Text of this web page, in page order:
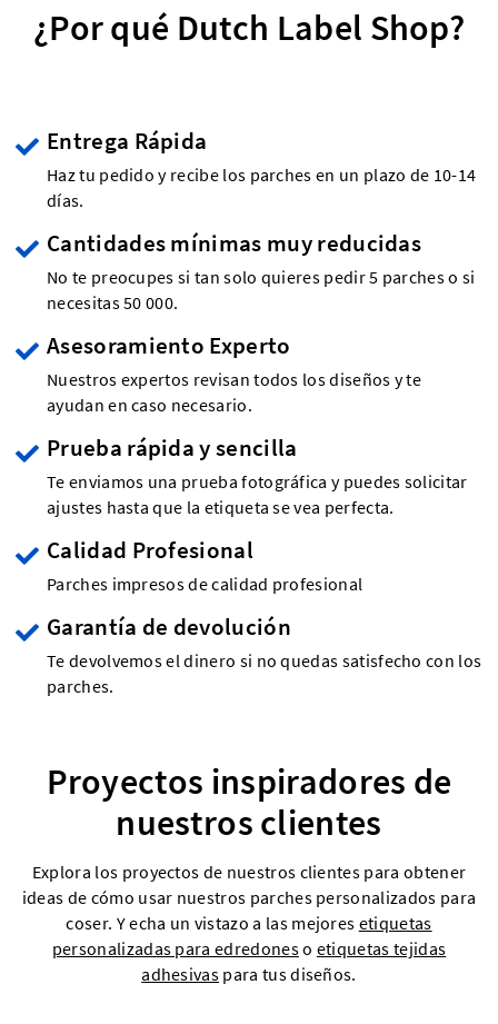
¿Por qué Dutch Label Shop?
Entrega Rápida
Haz tu pedido y recibe los parches en un plazo de 10-14
días.
Cantidades mínimas muy reducidas
No te preocupes si tan solo quieres pedir 5 parches o si
necesitas 50 000.
Asesoramiento Experto
Nuestros expertos revisan todos los diseños y te
ayudan en caso necesario.
Prueba rápida y sencilla
Te enviamos una prueba fotográfica y puedes solicitar
ajustes hasta que la etiqueta se vea perfecta.
Calidad Profesional
Parches impresos de calidad profesional
Garantía de devolución
Te devolvemos el dinero si no quedas satisfecho con los
parches.
Proyectos inspiradores de
nuestros clientes
Explora los proyectos de nuestros clientes para obtener
ideas de cómo usar nuestros parches personalizados para
coser. Y echa un vistazo a las mejores etiquetas
personalizadas para edredoneso etiquetas tejidas
adhesivas para tus diseños.